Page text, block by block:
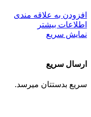
افزودن به علاقه مندی
اطلاعات بیشتر
نمایش سریع
ارسال سریع
سریع بدستتان میرسد.